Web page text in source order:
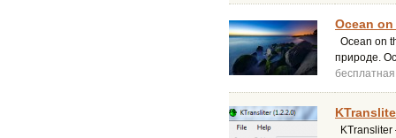
Ocean
Ocean on
природе.
бесплатная